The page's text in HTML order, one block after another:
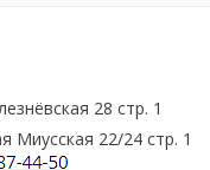
28 стр. 1
Миусская 22/24 стр. 1